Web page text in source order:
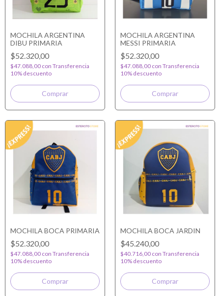
MOCHILA ARGENTINA
DIBU PRIMARIA
$52.320,00
$47.088,00 con Transferencia
10% descuento
MOCHILA ARGENTINA
MESSI PRIMARIA
$52.320,00
$47.088,00 con Transferencia
10% descuento
MOCHILA BOCA PRIMARIA
$52.320,00
$47.088,00 con Transferencia
10% descuento
MOCHILA BOCA JARDIN
$45.240,00
$40.716,00 con Transferencia
10% descuento